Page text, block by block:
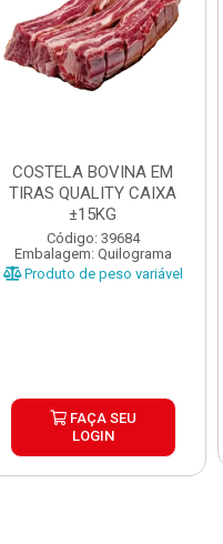
COSTELA BOVINA EM
TIRAS QUALITY CAIXA
±15KG
Código: 39684
Embalagem: Quilograma
Produto de peso variável
FAÇA SEU
LOGIN